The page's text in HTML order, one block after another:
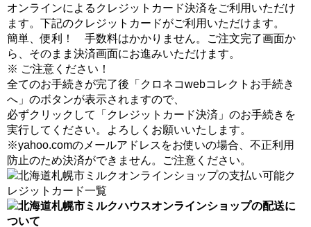
オンラインによるクレジットカード決済をご利用いただけ
ます。下記のクレジットカードがご利用いただけます。
簡単、便利！ 手数料はかかりません。ご注文完了画面か
ら、そのまま決済画面にお進みいただけます。
※ ご注意ください！
全てのお手続きが完了後「クロネコwebコレクトお手続き
へ」のボタンが表示されますので、
必ずクリックして「クレジットカード決済」のお手続きを
実行してください。よろしくお願いいたします。
※yahoo.comのメールアドレスをお使いの場合、不正利用
防止のため決済ができません。ご注意ください。